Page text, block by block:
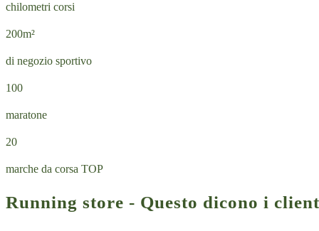
chilometri corsi
200m²
di negozio sportivo
100
maratone
20
marche da corsa TOP
Running store - Questo dicono i